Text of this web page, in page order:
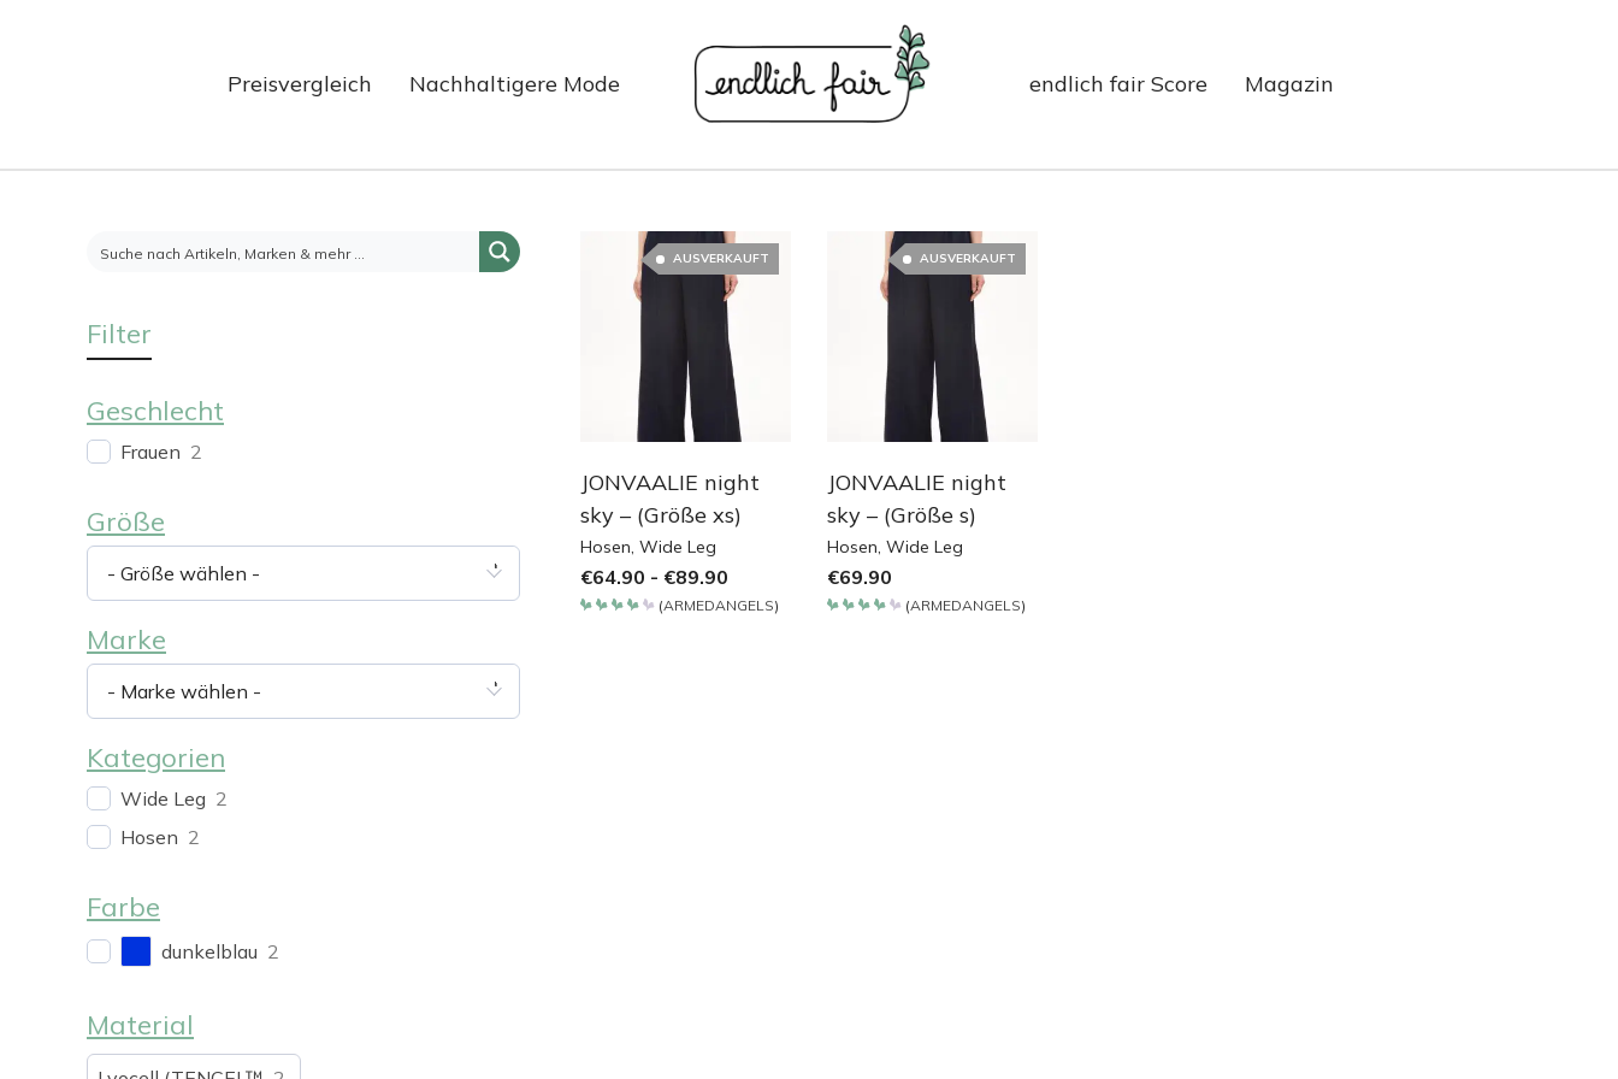
Preisvergleich Nachhaltigere Mode endlich fair Score Magazin
AUSVERKAUFT
JONVAALIE night
sky – (Größe xs)
Hosen, Wide Leg
€64.90 - €89.90
(ARMEDANGELS)
AUSVERKAUFT
JONVAALIE night
sky – (Größe s)
Hosen, Wide Leg
€69.90
(ARMEDANGELS)
Filter
Geschlecht
Frauen 2
Größe
- Größe wählen -
Marke
- Marke wählen -
Kategorien
Wide Leg 2
Hosen 2
Farbe
dunkelblau 2
Material